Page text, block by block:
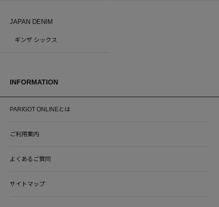
JAPAN DENIM
ギンザ シックス
INFORMATION
PARIGOT ONLINEとは
ご利用案内
よくあるご質問
サイトマップ